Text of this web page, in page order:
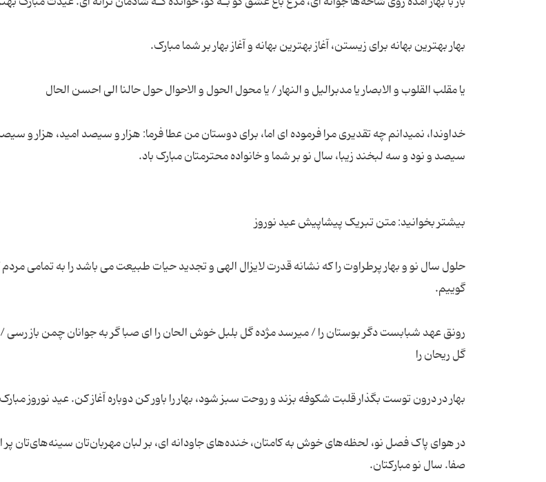
خداوندا، نمیدانم چه تقدیری مرا فرموده ای اما، برای دوستان من عطا فرما: هزار و سیصد امید، هزار و
حلول سال نو و بهار پرطراوت را که نشانه قدرت لایزال الهی و تجدید حیات طبیعت می باشد را به تمامی
رونق عهد شبابست دگر بوستان را / میرسد مژده گل بلبل خوش الحان را ای صبا گر به جوانان چمن باز
در هوای پاک فصل نو، لحظه‌های خوش به کامتان، خنده‌های جاودانه ای، بر لبان مهربان‌تان سینه‌های‌تان پر از